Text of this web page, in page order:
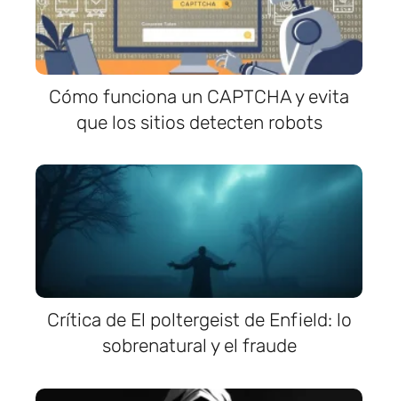
Cómo funciona un CAPTCHA y evita
que los sitios detecten robots
Crítica de El poltergeist de Enfield: lo
sobrenatural y el fraude